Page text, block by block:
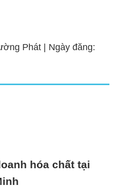
Phát | Ngày đăng:
hóa chất tại